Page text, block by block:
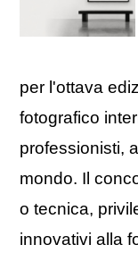
per l'ottava
fotografico
professionisti,
mondo. Il
o tecnica,
innovativi alla